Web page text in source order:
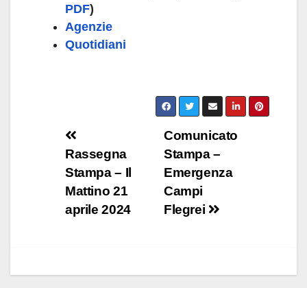
PDF)
Agenzie
Quotidiani
Navigazione
articoli
Comunicato
Stampa –
Emergenza
Campi
Flegrei
Rassegna
Stampa – Il
Mattino 21
aprile 2024